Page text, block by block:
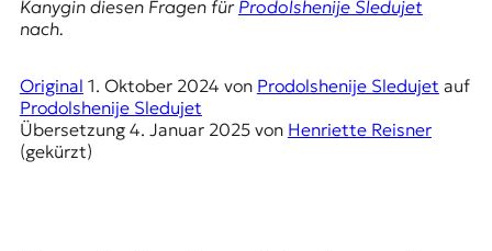
W
s
e
n
J
Kanygin diesen Fragen für Prodolshenije Sledujet
nach.
Original 1. Oktober 2024 von Prodolshenije Sledujet auf
Prodolshenije Sledujet
Übersetzung 4. Januar 2025von Henriette Reisner
(gekürzt)